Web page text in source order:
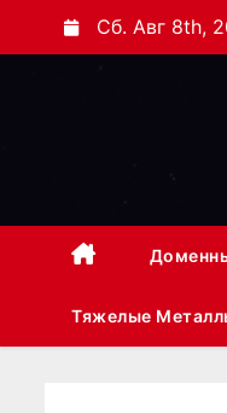
е
д
Сб. Авг 8th,
Тяжелые